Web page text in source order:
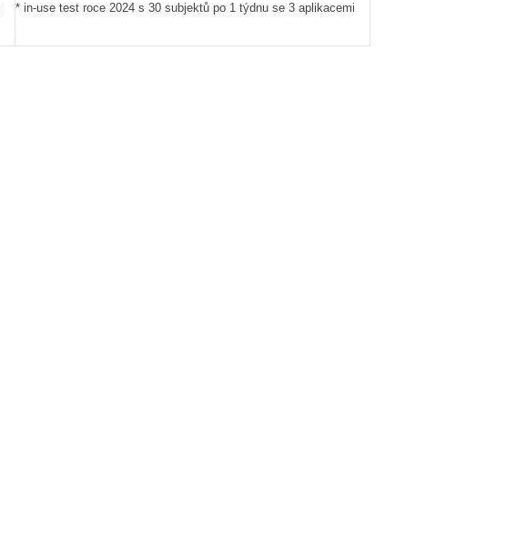
* in-use test roce 2024 s 30 subjektů po 1 týdnu se 3 aplikacemi